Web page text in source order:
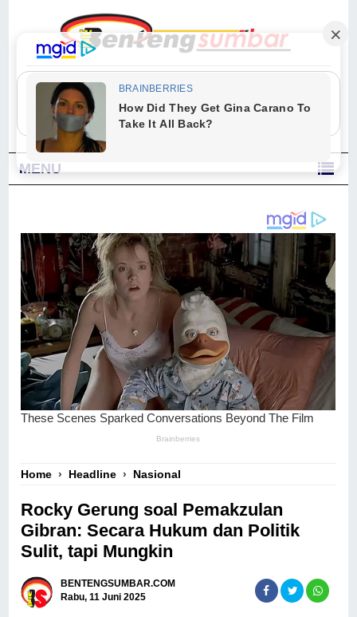
"Sesungguhnya Allah dan para malaikat-Nya berselawat untuk Nabi.
Wahai orang-orang yang beriman, berselawatlah kamu untuk Nabi dan
ucapkanlah salam dengan penuh penghormatan kepadanya." (Qs. Al
Ahzab Ayat 56)
MENU
Home › Headline › Nasional
Rocky Gerung soal Pemakzulan
Gibran: Secara Hukum dan Politik
Sulit, tapi Mungkin
BENTENGSUMBAR.COM
Rabu, 11 Juni 2025